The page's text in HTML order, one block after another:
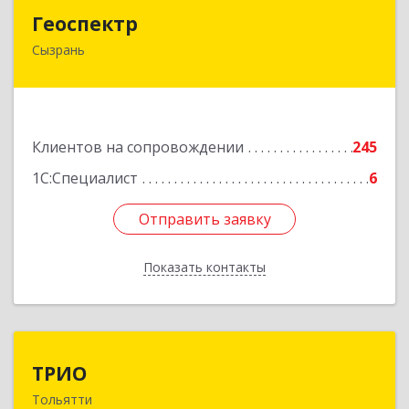
Геоспектр
Сызрань
Клиентов на сопровождении
245
1С:Специалист
6
Отправить заявку
Показать контакты
446001, Самарская обл, Сызрань г, Кирова ул,
Отправить заявку
Назад
ТРИО
Тольятти